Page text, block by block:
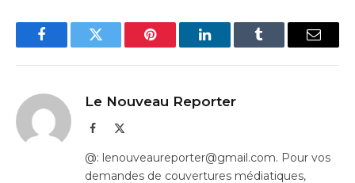
FacebookTwitter Pinterest LinkedInTumblr Email
Le Nouveau Reporter
Facebook
@: lenouveaureporter@gmail.com. Pour vos
demandes de couvertures médiatiques,